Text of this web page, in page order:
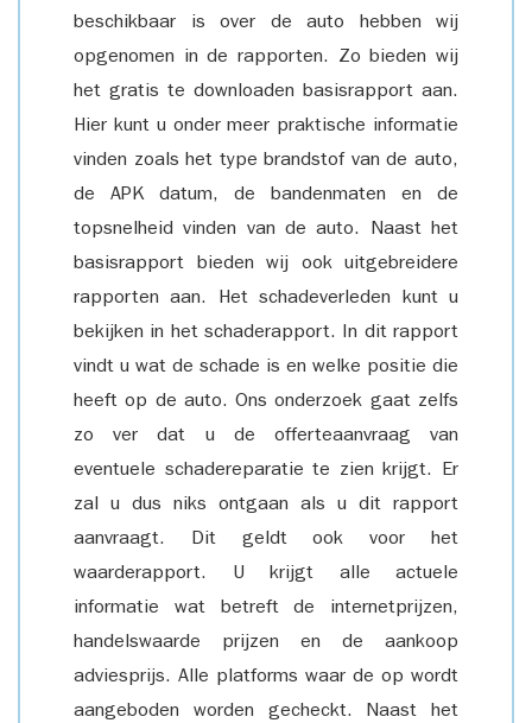
beschikbaar is over de auto hebben wij
opgenomen in de rapporten. Zo bieden wij
het gratis te downloaden basisrapport aan.
Hier kunt u onder meer praktische informatie
vinden zoals het type brandstof van de auto,
de APK datum, de bandenmaten en de
topsnelheid vinden van de auto. Naast het
basisrapport bieden wij ook uitgebreidere
rapporten aan. Het schadeverleden kunt u
bekijken in het schaderapport. In dit rapport
vindt u wat de schade is en welke positie die
heeft op de auto. Ons onderzoek gaat zelfs
zo ver dat u de offerteaanvraag van
eventuele schadereparatie te zien krijgt. Er
zal u dus niks ontgaan als u dit rapport
aanvraagt. Dit geldt ook voor het
waarderapport. U krijgt alle actuele
informatie wat betreft de internetprijzen,
handelswaarde prijzen en de aankoop
adviesprijs. Alle platforms waar de op wordt
aangeboden worden gecheckt. Naast het